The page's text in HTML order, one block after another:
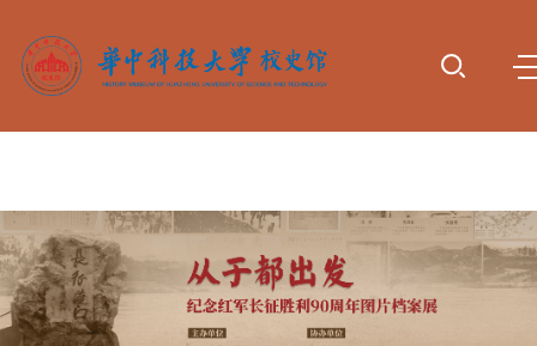
首页 参观服 专题展 动态报